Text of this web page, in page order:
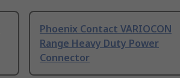
Phoenix Contact VARIOCON
Range Heavy Duty Power
Connector